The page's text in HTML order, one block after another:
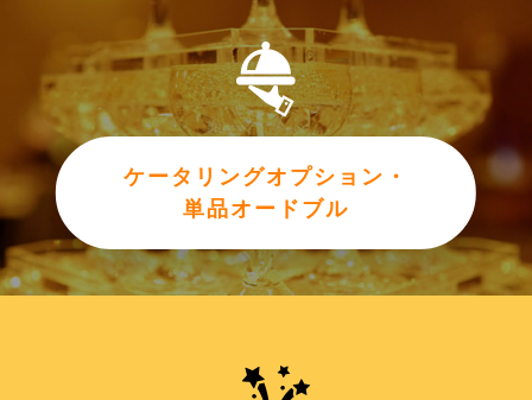
ケータリングオプション・
単品オードブル